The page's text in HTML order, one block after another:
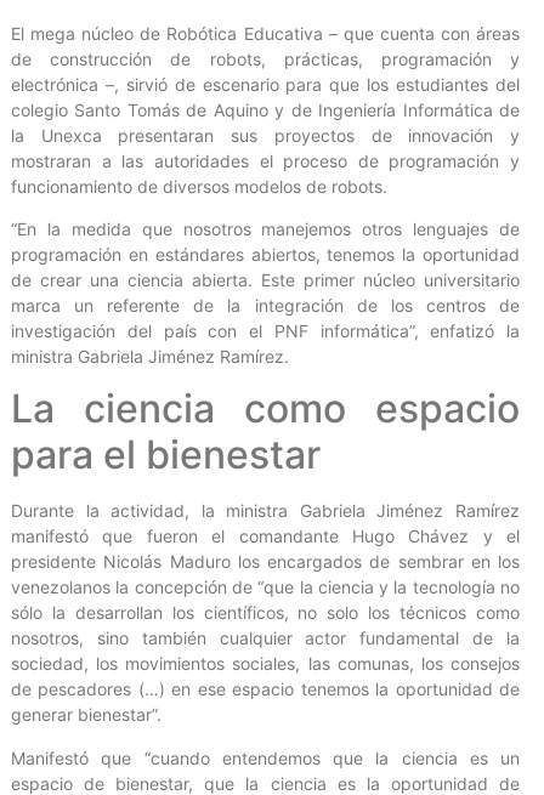
El mega núcleo de Robótica Educativa – que cuenta con áreas
de construcción de robots, prácticas, programación y
electrónica –, sirvió de escenario para que los estudiantes del
colegio Santo Tomás de Aquino y de Ingeniería Informática de
la Unexca presentaran sus proyectos de innovación y
mostraran a las autoridades el proceso de programación y
funcionamiento de diversos modelos de robots.
“En la medida que nosotros manejemos otros lenguajes de
programación en estándares abiertos, tenemos la oportunidad
de crear una ciencia abierta. Este primer núcleo universitario
marca un referente de la integración de los centros de
investigación del país con el PNF informática”, enfatizó la
ministra Gabriela Jiménez Ramírez.
La ciencia como espacio
para el bienestar
Durante la actividad, la ministra Gabriela Jiménez Ramírez
manifestó que fueron el comandante Hugo Chávez y el
presidente Nicolás Maduro los encargados de sembrar en los
venezolanos la concepción de “que la ciencia y la tecnología no
sólo la desarrollan los científicos, no solo los técnicos como
nosotros, sino también cualquier actor fundamental de la
sociedad, los movimientos sociales, las comunas, los consejos
de pescadores (…) en ese espacio tenemos la oportunidad de
generar bienestar”.
Manifestó que “cuando entendemos que la ciencia es un
espacio de bienestar, que la ciencia es la oportunidad de